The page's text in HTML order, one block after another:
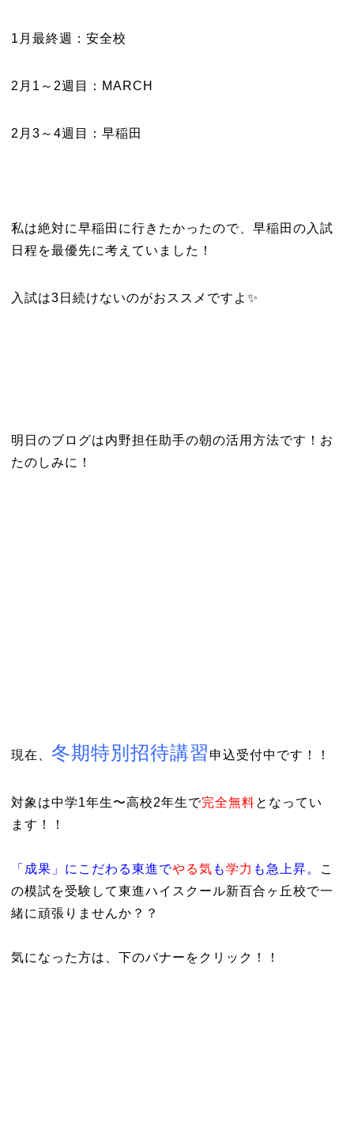
1月最終週：安全校
2月1～2週目：MARCH
2月3～4週目：早稲田
私は絶対に早稲田に行きたかったので、早稲田の入試
日程を最優先に考えていました！
入試は3日続けないのがおススメですよ✨
明日のブログは内野担任助手の朝の活用方法です！お
たのしみに！
現在、 冬期特別招待講習 申込受付中です！！
対象は中学1年生〜高校2年生で完全無料となってい
ます！！
「成果」にこだわる東進でやる気 も学力 も急上昇。
こ
の模試を受験して東進ハイスクール新百合ヶ丘校で一
緒に頑張りませんか？？
気になった方は、下のバナーをクリック！！